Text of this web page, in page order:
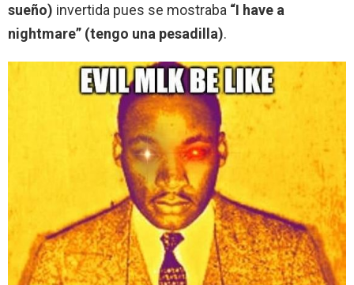
sueño) invertida pues se mostraba “I have a
nightmare” (tengo una pesadilla).